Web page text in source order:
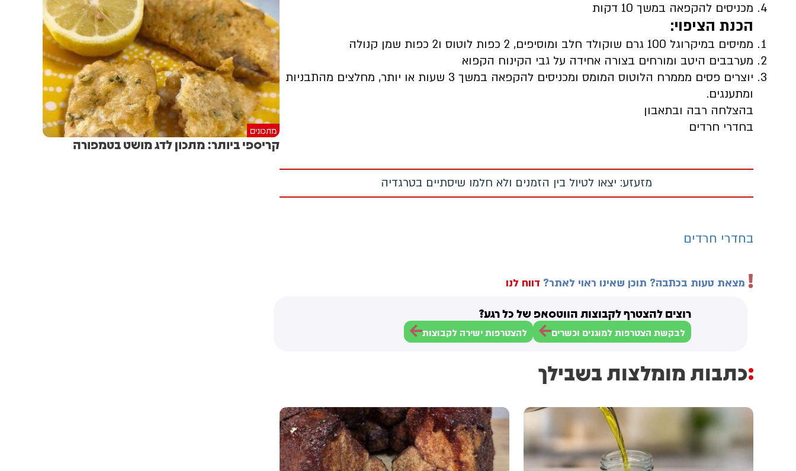
מכניסים להקפאה במשך 10 דקות
הכנת הציפוי:
ממיסים במיקרוגל 100 גרם שוקולד חלב ומוסיפים, 2 כפות לוטוס ו2 כפות שמן קנולה
מערבבים היטב ומורחים בצורה אחידה על גבי הקינוח הקפוא
יוצרים פסים מממרח הלוטוס המומס ומכניסים להקפאה במשך 3 שעות או יותר, מחלצים מהתבניות
ומתענגים.
בהצלחה רבה ובתאבון
בחדרי חרדים
מזעזע: יצאו לטיול בין הזמנים ולא חלמו שיסתיים בטרגדיה
בחדרי חרדים
מצאת טעות בכתבה? תוכן שאינו ראוי לאתר? דווח לנו
רוצים להצטרף לקבוצות הווטסאפ של כל רגע?
לבקשת הצטרפות למוגנים וכשרים להצטרפות ישירה לקבוצות
כתבות מומלצות בשבילך
מתכונים
קריספי ביותר: מתכון לדג מושט בטמפורה